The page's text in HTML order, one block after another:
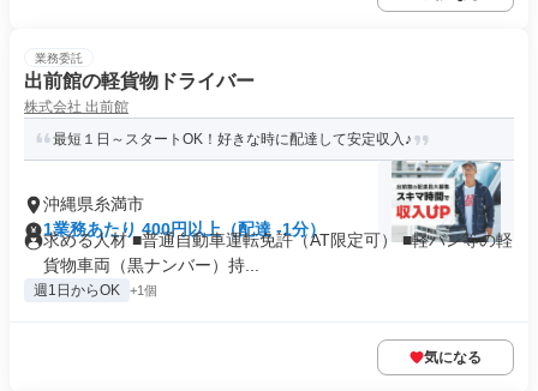
業務委託
出前館の軽貨物ドライバー
株式会社 出前館
最短１日～スタートOK！好きな時に配達して安定収入♪
沖縄県糸満市
1業務あたり 400円以上（配達 -1分）
求める人材 ■普通自動車運転免許（AT限定可） ■軽バン等の軽
貨物車両（黒ナンバー）持...
週1日からOK +1個
気になる